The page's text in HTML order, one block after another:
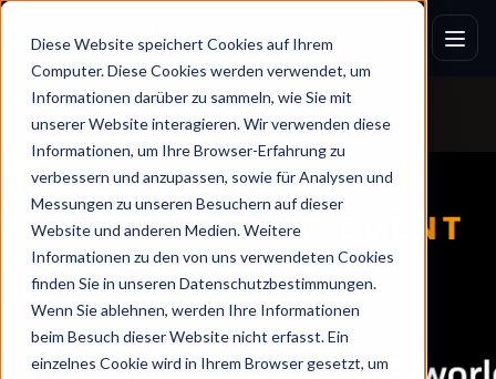
Diese Website speichert Cookies auf Ihrem
Computer. Diese Cookies werden verwendet, um
Informationen darüber zu sammeln, wie Sie mit
unserer Website interagieren. Wir verwenden diese
Informationen, um Ihre Browser-Erfahrung zu
verbessern und anzupassen, sowie für Analysen und
Messungen zu unseren Besuchern auf dieser
Website und anderen Medien. Weitere
Informationen zu den von uns verwendeten Cookies
finden Sie in unseren Datenschutzbestimmungen.
Wenn Sie ablehnen, werden Ihre Informationen
beim Besuch dieser Website nicht erfasst. Ein
einzelnes Cookie wird in Ihrem Browser gesetzt, um